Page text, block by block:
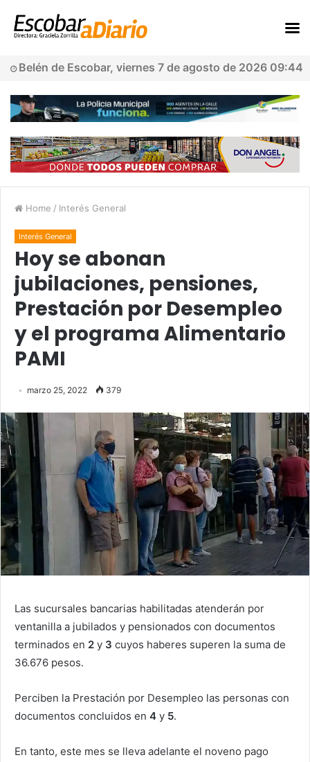
Belén de Escobar, viernes 7 de agosto de 2026 09:44
Home / Interés General
Interés General
Hoy se abonan
jubilaciones, pensiones,
Prestación por Desempleo
y el programa Alimentario
PAMI
marzo 25, 2022 379
Las sucursales bancarias habilitadas atenderán por
ventanilla a jubilados y pensionados con documentos
terminados en 2 y 3 cuyos haberes superen la suma de
36.676 pesos.
Perciben la Prestación por Desempleo las personas con
documentos concluidos en 4 y 5.
En tanto, este mes se lleva adelante el noveno pago